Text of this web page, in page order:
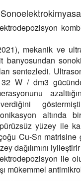
mekanik ve
banyosundan
sentezledi.
W / dm3
sonikasyon
yüzey ile
Cu-Sn
dağılımını
ile
mükemmel